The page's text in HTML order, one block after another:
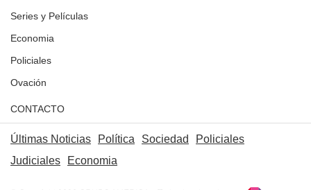
Series y Películas
Economia
Policiales
Ovación
CONTACTO
Últimas Noticias Política Sociedad
Policiales
Judiciales
Economia